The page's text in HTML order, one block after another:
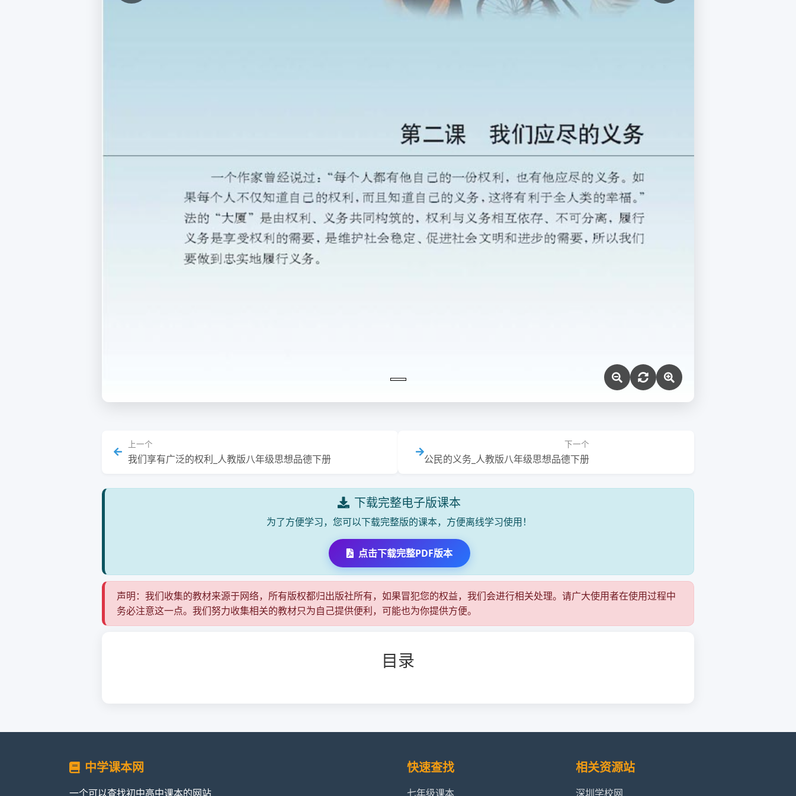
上一个
我们享有广泛的权利_人教版八年级思想品德下册
下一个
公民的义务_人教版八年级思想品德下册
下载完整电子版课本
为了方便学习，您可以下载完整版的课本，方便离线学习使用！
点击下载完整PDF版本
声明：我们收集的教材来源于网络，所有版权都归出版社所有，如果冒犯您的权益，我们会进行相关处理。请广大使用者在使用过程中
务必注意这一点。我们努力收集相关的教材只为自己提供便利，可能也为你提供方便。
目录
中学课本网
一个可以查找初中高中课本的网站
快速查找
七年级课本
相关资源站
深圳学校网